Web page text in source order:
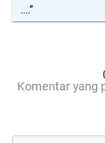
....”
Komentar yang